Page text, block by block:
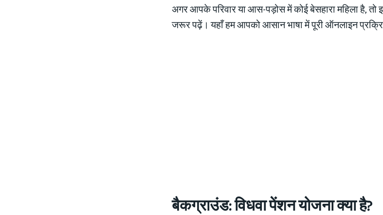
अगर आपके परिवार या आस-पड़ोस में कोई बेसहारा महिला है,
जरूर पढ़ें। यहाँ हम आपको आसान भाषा में पूरी ऑनलाइन
बैकग्राउंड: विधवा पेंशन योजना क्या है?